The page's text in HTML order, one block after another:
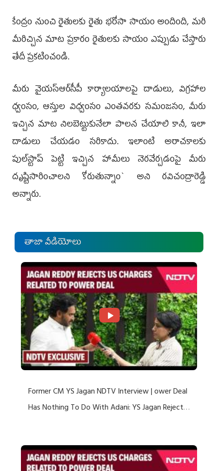
కేంద్రం నుంచి రైతులకు రైతు భరోసా సాయం అందింది, మరి
మీరిచ్చిన మాట ప్రకారం రైతులకు సాయం ఎప్పుడు చేస్తారు
తేదీ ప్రకటించండి.
మీరు వైయ‌స్‌ఆర్‌సీపీ కార్యాలయాలపై దాడులు, విగ్రహాల
ధ్వంసం, ఆస్తుల విధ్వంసం ఎంతవరకు సమంజసం, మీరు
ఇచ్చిన మాట నిలబెట్టుకునేలా పాలన చేయాలి కానీ, ఇలా
దాడులు చేయడం సరికాదు. ఇలాంటి అరాచకాలకు
పుల్‌స్టాప్‌ పెట్టి ఇచ్చిన హామీలు నెరవేర్చడంపై మీరు
దృష్టిసారించాలని కోరుతున్నాం` అని ర‌విచంద్రారెడ్డి
అన్నారు.
తాజా వీడియోలు
Former CM YS Jagan NDTV Interview | ower Deal
Has Nothing To Do With Adani: YS Jagan Rejects